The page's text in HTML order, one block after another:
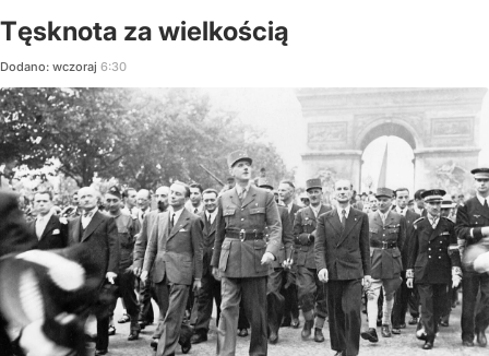
Tęsknota za wielkością
Dodano: wczoraj 6:30